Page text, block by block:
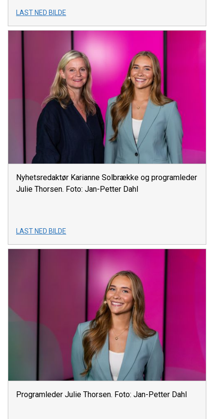
LAST NED BILDE
Nyhetsredaktør Karianne Solbrække og programleder
Julie Thorsen. Foto: Jan-Petter Dahl
LAST NED BILDE
Programleder Julie Thorsen. Foto: Jan-Petter Dahl